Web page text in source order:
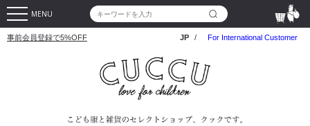
MENU
事前会員登録で5%OFF JP / For International Customer